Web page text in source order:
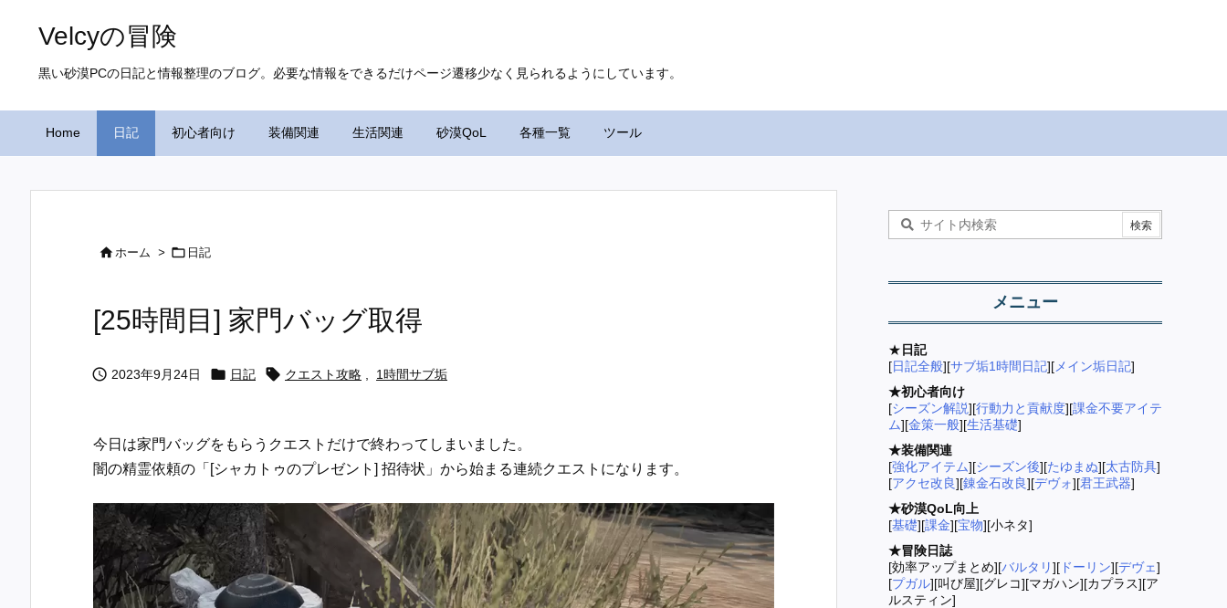
Velcyの冒険
黒い砂漠PCの日記と情報整理のブログ。必要な情報をできるだけページ遷移少なく見られるようにしています。
Home 日記 初心者向け 装備関連 生活関連 砂漠QoL 各種一覧 ツール
ホーム >  日記
[25時間目] 家門バッグ取得
 2023年9月24日  日記  クエスト攻略 1時間サブ垢
今日は家門バッグをもらうクエストだけで終わってしまいました。
闇の精霊依頼の「[シャカトゥのプレゼント] 招待状」から始まる連続クエストになります。
メニュー
★ 日記
[日記全般][サブ垢1時間日記][ メイン垢日記]
★初心者向け
[シーズン解説][行動力と貢献度][課金不要アイテ
ム][金策一般][生活基礎]
★装備関連
[強化アイテム][シーズン後][たゆまぬ][太古防具]
[アクセ改良][錬金石改良][デヴォ][君王武器]
★砂漠QoL向上
[基礎][課金][宝物][小ネタ]
★冒険日誌
[効率アップまとめ][バルタリ][ ドーリン][デヴェ]
[プガル][叫び屋][グレコ][マガハン][カプラス][ア
ルスティン]